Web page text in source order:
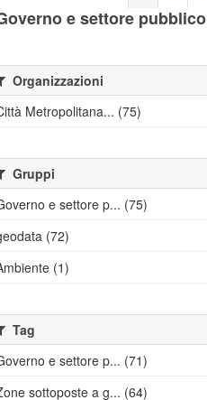
e settore pubblico
Organizzazioni
Metropolitana... (75)
Gruppi
e settore p... (75)
(72)
(1)
Tag
e settore p... (71)
sottoposte a g... (64)